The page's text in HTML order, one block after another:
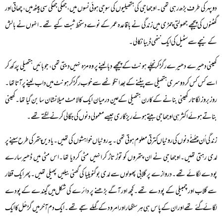
دوپہر کی طرف بڑھ رہی تھی۔ اوجھا جی کی ہتھیلیوں کی سوجی ہوئی نسوں میں، جھکی جھکی سی پیٹھ میں، چھاتی اور
گھٹنوں کی پیچھے جھولتی چمڑی میں زندگی نے باقاعدہ عمر کے نوے دستخط ثبت کیے تھے۔انہوں نے بالش
کے نیچے سے سٹیل کی ایک ننھی ڈبیا نکالی۔
کھینی دھیرے دھیرے رگڑ کر نچلے ہونٹ کے پیچھے دبا لینے پر وہ مزہ نہیں دیتی تھی، جو بائیں ہتھیلی پر رکھ کر
اسے کس کس کر دوسری ہتھیلی سے پیٹنے کے بعد انگوٹھے سے خوب رگڑ کر ہونٹ میں داب لینے پر آتا تھا۔
روزبروز لگاتار کھینی بنانے کے کارن ہتھیلی کے عین درمیان ایک کالا مٹ میلا نشان سا بن گیا تھا۔کھینی
بناتے ہوئے اکثر ہی اوجھا جی بیتے ہوئے ریزگاری جیسے معمولی دنوں کی جگالی کرنے لگتے تھے۔
زندگی اُن چھُٹّے دنوں کی روٹیاں کترتی معلوم ہوتی تھی۔یہ روٹیاں خواہشوں کی تھیں۔یاد یں پتھر کی طرح سینے پر
لدی رہتی تھیں۔اوجھا جی نے ان پتھروں کو توڑ تاڑ کر انہیں مٹی کردیا تھا۔اس مٹی میں ڈھیرسارے
پودے لگائے تھے۔دروازے پر گلابی پھولوں سے لدی بوگنویلیا کی گھنی بیلیں پھیلی تھیں۔پھر ایک قطار
سے گلاب اور چمبیلی کے پودے تھے۔کچھ اور آگے بڑھنے پر دائرے کی شکل میں گیندے کے پودے
لگائے گئے تھے اور ان کے پاس ہی ہرسنگھار اور امرود کے گملے سجے تھے۔ایک دم آخر میں گڑھُل کا ایک